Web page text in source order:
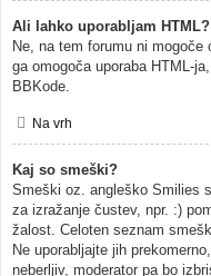
Ali lahko uporabljam HTML?
Ne, na tem forumu ni
ga omogoča uporaba HTML-
BBKode.
Na vrh
Kaj so smeški?
Smeški oz. angleško Smilies
za izražanje čustev, npr. :)
žalost. Celoten seznam
Ne uporabljajte jih
neberljiv, moderator pa bo